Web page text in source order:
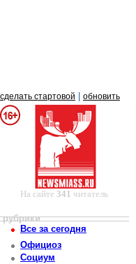
сделать стартовой обновить
На сайте341 читатель
рубрики
Все за сегодня
Официоз
Социум